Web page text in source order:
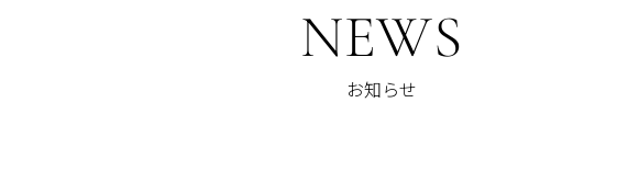
NEWS
お知らせ